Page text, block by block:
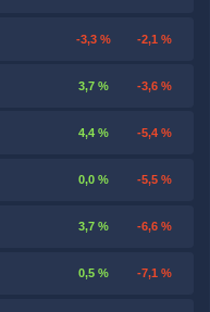
-3,3 % -2,1 %
3,7 % -3,6 %
4,4 % -5,4 %
0,0 % -5,5 %
3,7 % -6,6 %
0,5 % -7,1 %